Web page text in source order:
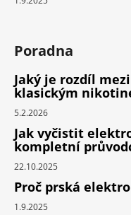
Poradna
Jaký je rozdíl
klasickým
5.2.2026
Jak vyčistit
kompletní
22.10.2025
Proč prská
1.9.2025